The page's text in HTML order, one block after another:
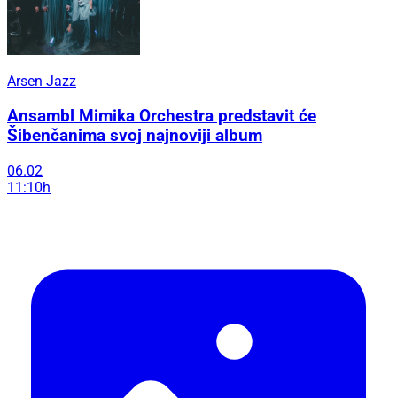
Arsen Jazz
Ansambl Mimika Orchestra predstavit će
Šibenčanima svoj najnoviji album
06.02
11:10h